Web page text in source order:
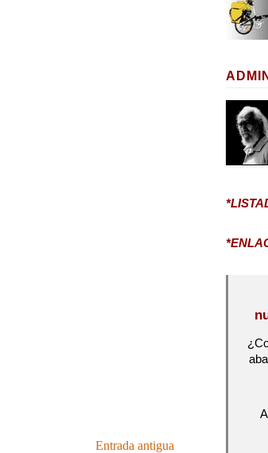
Entrada antigua